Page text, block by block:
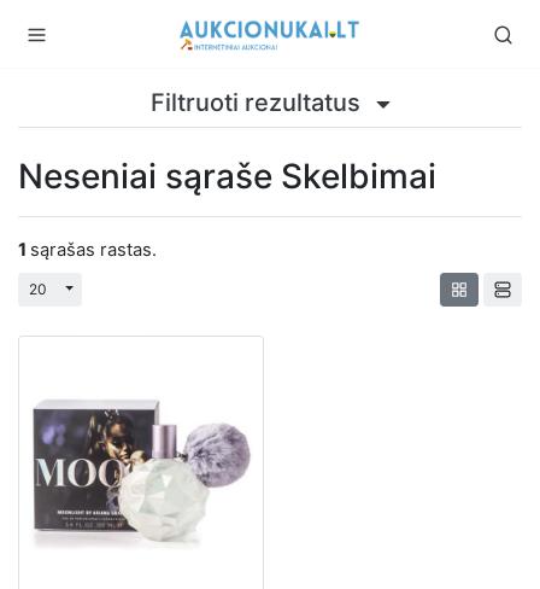
Filtruoti rezultatus
Neseniai sąraše Skelbimai
1 sąrašas rastas.
20 Perjungti išplečiamąjį sąrašą